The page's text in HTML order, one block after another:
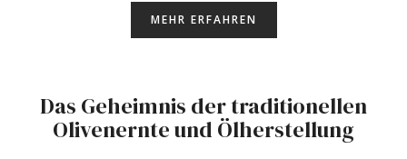
MEHR ERFAHREN
Das Geheimnis der traditionellen
Olivenernte und Ölherstellung